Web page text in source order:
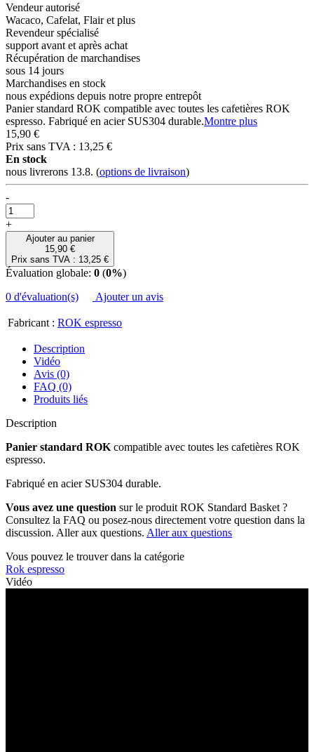
Vendeur autorisé
Wacaco, Cafelat, Flair et plus
Revendeur spécialisé
support avant et après achat
Récupération de marchandises
sous 14 jours
Marchandises en stock
nous expédions depuis notre propre entrepôt
Panier standard ROK compatible avec toutes les cafetières ROK
espresso. Fabriqué en acier SUS304 durable.Montre plus
15,90 €
Prix sans TVA : 13,25 €
En stock
nous livrerons 13.8. (options de livraison)
-
+
Ajouter au panier
15,90 €
Prix sans TVA : 13,25 €
Évaluation globale: 0 (0%)
0 d'évaluation(s)
Ajouter un avis
Fabricant : ROK espresso
Description
Vidéo
Avis (0)
FAQ (0)
Produits liés
Description
Panier standard ROK compatible avec toutes les cafetières ROK
espresso.
Fabriqué en acier SUS304 durable.
Vous avez une question sur le produit ROK Standard Basket ?
Consultez la FAQ ou posez-nous directement votre question dans la
discussion. Aller aux questions. Aller aux questions
Vous pouvez le trouver dans la catégorie
Rok espresso
Vidéo